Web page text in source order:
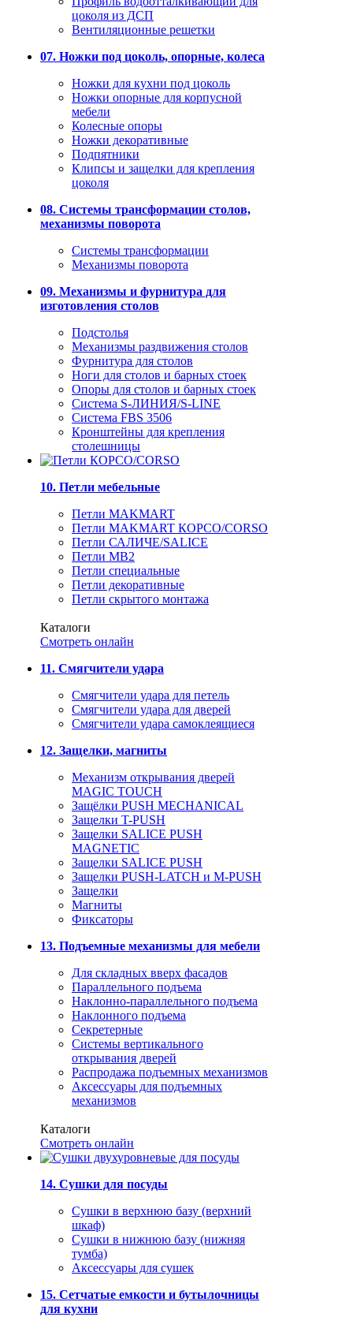
цоколя из ДСП
Вентиляционные решетки
07. Ножки под цоколь, опорные, колеса
Ножки для кухни под цоколь
Ножки опорные для корпусной
мебели
Колесные опоры
Ножки декоративные
Подпятники
Клипсы и защелки для крепления
цоколя
08. Системы трансформации столов,
механизмы поворота
Системы трансформации
Механизмы поворота
09. Механизмы и фурнитура для
изготовления столов
Подстолья
Механизмы раздвижения столов
Фурнитура для столов
Ноги для столов и барных стоек
Опоры для столов и барных стоек
Система S-ЛИНИЯ/S-LINE
Система FBS 3506
Кронштейны для крепления
столешницы
10. Петли мебельные
Петли MAKMART
Петли MAKMART КОРСО/CORSO
Петли САЛИЧЕ/SALICE
Петли MB2
Петли специальные
Петли декоративные
Петли скрытого монтажа
Каталоги
Смотреть онлайн
11. Смягчители удара
Смягчители удара для петель
Смягчители удара для дверей
Cмягчители удара самоклеящиеся
12. Защелки, магниты
Механизм открывания дверей
MAGIC TOUCH
Защёлки PUSH MECHANICAL
Защелки T-PUSH
Защелки SALICE PUSH
MAGNETIC
Защелки SALICE PUSH
Защелки PUSH-LATCH и M-PUSH
Защелки
Магниты
Фиксаторы
13. Подъемные механизмы для мебели
Для складных вверх фасадов
Параллельного подъема
Наклонно-параллельного подъема
Наклонного подъема
Секретерные
Системы вертикального
открывания дверей
Распродажа подъемных механизмов
Аксессуары для подъемных
механизмов
Каталоги
Смотреть онлайн
14. Сушки для посуды
Сушки в верхнюю базу (верхний
шкаф)
Сушки в нижнюю базу (нижняя
тумба)
Аксессуары для сушек
15. Сетчатые емкости и бутылочницы
для кухни